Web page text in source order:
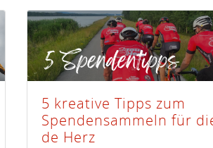
5 kreative Tipps zum
Spendensammeln für
de Herz